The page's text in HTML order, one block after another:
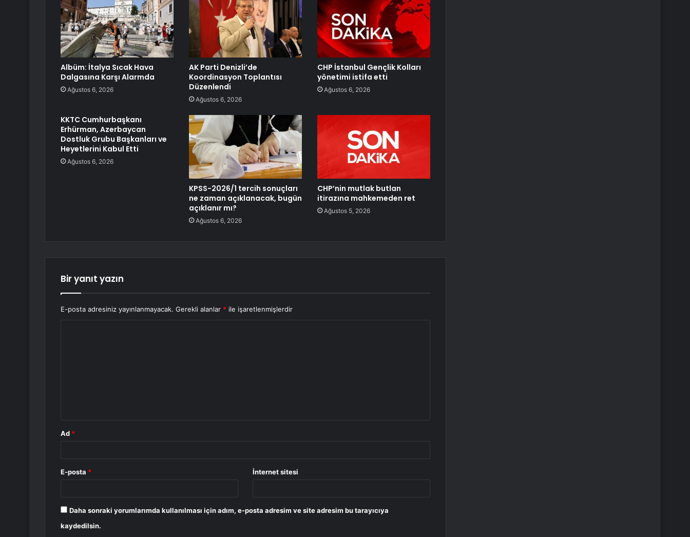
Albüm: İtalya Sıcak Hava
Dalgasına Karşı Alarmda
Ağustos 6, 2026
AK Parti Denizli’de
Koordinasyon Toplantısı
Düzenlendi
Ağustos 6, 2026
CHP İstanbul Gençlik Kolları
yönetimi istifa etti
Ağustos 6, 2026
KKTC Cumhurbaşkanı
Erhürman, Azerbaycan
Dostluk Grubu Başkanları ve
Heyetlerini Kabul Etti
Ağustos 6, 2026
KPSS-2026/1 tercih sonuçları
ne zaman açıklanacak, bugün
açıklanır mı?
Ağustos 6, 2026
CHP’nin mutlak butlan
itirazına mahkemeden ret
Ağustos 5, 2026
Bir yanıt yazın
E-posta adresiniz yayınlanmayacak. Gerekli alanlar * ile işaretlenmişlerdir
Ad *
E-posta * İnternet sitesi
Daha sonraki yorumlarımda kullanılması için adım, e-posta adresim ve site adresim bu tarayıcıya
kaydedilsin.